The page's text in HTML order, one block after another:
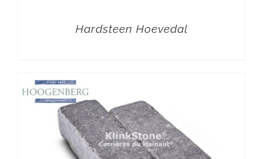
Hardsteen Hoevedal